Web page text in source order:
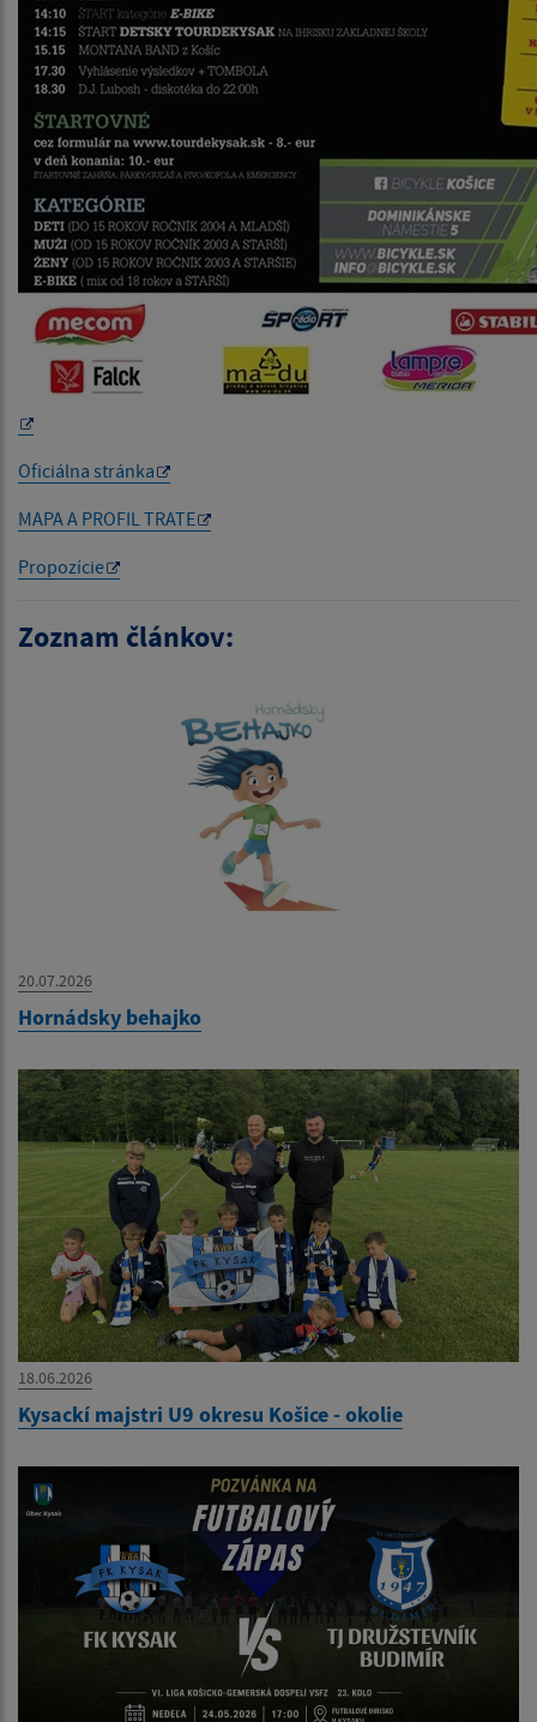
Oficiálna stránka
MAPA A PROFIL TRATE
Propozície
Zoznam článkov:
20.07.2026
Hornádsky behajko
18.06.2026
Kysackí majstri U9 okresu Košice - okolie